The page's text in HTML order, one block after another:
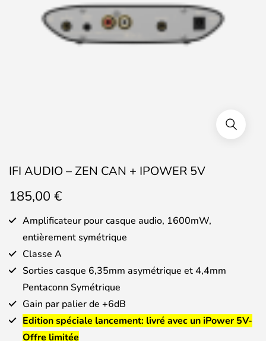
IFI AUDIO – ZEN CAN + IPOWER 5V
185,00 €
Amplificateur pour casque audio, 1600mW,
entièrement symétrique
Classe A
Sorties casque 6,35mm asymétrique et 4,4mm
Pentaconn Symétrique
Gain par palier de +6dB
Edition spéciale lancement: livré avec un iPower 5V-
Offre limitée